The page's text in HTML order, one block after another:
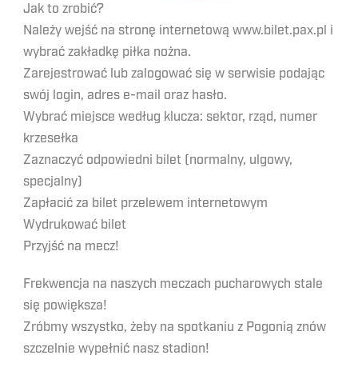
Jak to zrobić?
Należy wejść na stronę internetową www.bilet.pax.pl i
wybrać zakładkę piłka nożna.
Zarejestrować lub zalogować się w serwisie podając
swój login, adres e-mail oraz hasło.
Wybrać miejsce według klucza: sektor, rząd, numer
krzesełka
Zaznaczyć odpowiedni bilet (normalny, ulgowy,
specjalny)
Zapłacić za bilet przelewem internetowym
Wydrukować bilet
Przyjść na mecz!
Frekwencja na naszych meczach pucharowych stale
się powiększa!
Zróbmy wszystko, żeby na spotkaniu z Pogonią znów
szczelnie wypełnić nasz stadion!